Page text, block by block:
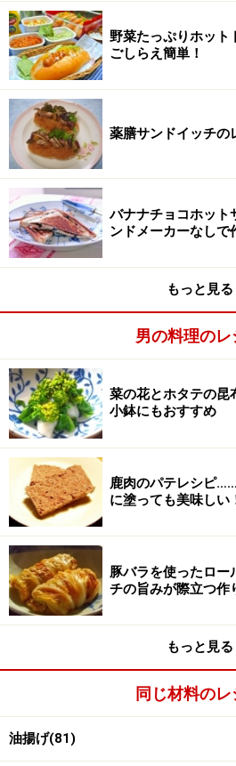
さらにソラマメと桜えびをのせ
尾揚げをのせる。
ソラマメと桜えびを挟んだ栃尾
焼き目がつく程度まで焼いて完成
野菜たっぷりホッ
ごしらえ簡単！
薬膳サンドイッチの
バナナチョコホッ
ンドメーカーなしで
もっと見る
男の料理のレ
菜の花とホタテの
小鉢にもおすすめ
鹿肉のパテレシピ
に塗っても美味しい
豚バラを使ったロー
チの旨みが際立つ作
もっと見る
同じ材料のレ
油揚げ(81)